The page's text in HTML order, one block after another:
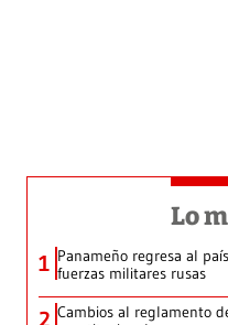
Lo
1 Panameño regresa al
fuerzas militares rusas
2 Cambios al reglamento